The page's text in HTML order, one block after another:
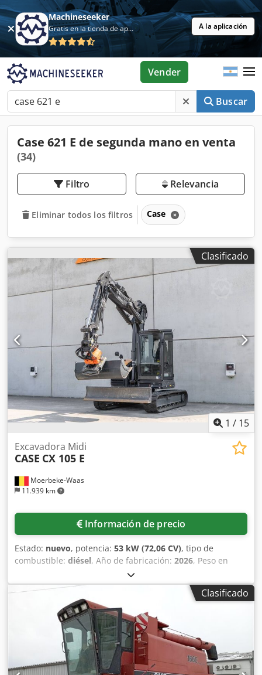
Machineseeker
Gratis en la tienda de aplicaciones A la aplicación
Buscar
Vender
Case 621 E de segunda mano en venta
(34)
Filtro Relevancia
Eliminar todos los filtros Case
Clasificado
1 / 15
Moerbeke-Waas
11.939 km
Excavadora Midi
CASE CX 105 E
Información de precio
Estado: nuevo, potencia: 53 kW (72,06 CV), tipo de
combustible: diésel, Año de fabricación: 2026, Peso en
vacío: 9.780 kg. Póngase en contacto con el departamento
de ventas de KEY-TEC para obtener más información.
Dwsdpfxozrrw Ae Afxja
Clasificado